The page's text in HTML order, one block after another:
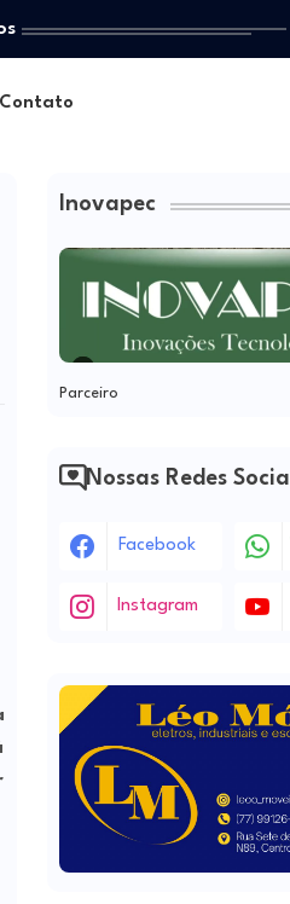
Inovapec
Parceiro
Nossas Redes
Facebook
Instagram